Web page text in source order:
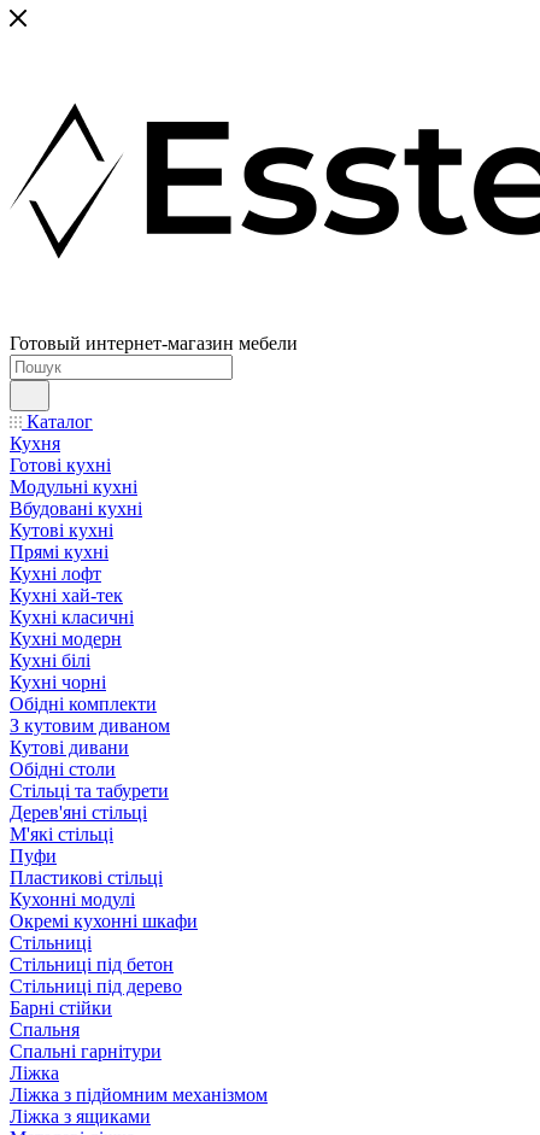
Готовый интернет-магазин мебели
Каталог
Кухня
Готові кухні
Модульні кухні
Вбудовані кухні
Кутові кухні
Прямі кухні
Кухні лофт
Кухні хай-тек
Кухні класичні
Кухні модерн
Кухні білі
Кухні чорні
Обідні комплекти
З кутовим диваном
Кутові дивани
Обідні столи
Стільці та табурети
Дерев'яні стільці
М'які стільці
Пуфи
Пластикові стільці
Кухонні модулі
Окремі кухонні шкафи
Стільниці
Стільниці під бетон
Стільниці під дерево
Барні стійки
Спальня
Спальні гарнітури
Ліжка
Ліжка з підйомним механізмом
Ліжка з ящиками